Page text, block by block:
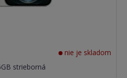
nie je skladom
strieborná